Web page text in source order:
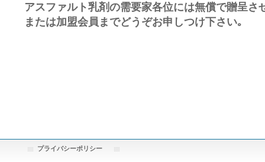
アスファルト乳剤の需要家各位には無償で贈呈さ
または加盟会員までどうぞお申しつけ下さい｡
プライバシーポリシー